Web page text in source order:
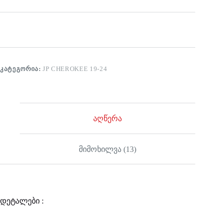
ᲙᲐᲢᲔᲒᲝᲠᲘᲐ:JP CHEROKEE 19-24
აღწერა
მიმოხილვა (13)
დეტალები :